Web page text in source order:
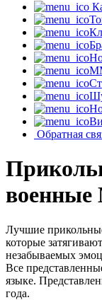
Обратная
Лучшие
которые
незабываемых
Все
языке.
года.